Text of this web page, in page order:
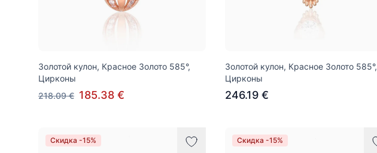
Золотой кулон, Красное Золото 585°,
Цирконы
218.09 € 185.38 €
Золотой кулон, Красное Золото 585°,
Цирконы
246.19 €
Скидка -15% Скидка -15%